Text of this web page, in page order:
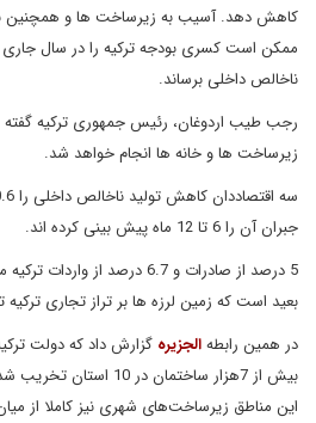
کاهش دهد. آسیب به زیرساخت ها و همچنین
ناخالص داخلی برساند.
رجب طیب اردوغان، رئیس جمهوری ترکیه
زیرساخت ها و خانه ها انجام خواهد شد.
جبران آن را 6 تا 12 ماه پیش بینی کرده اند.
5 درصد از صادرات و 6.7 درصد از
بعید است که زمین لرزه ها بر تراز تجاری ترکیه
در همین رابطهالجزیره گزارش داد که دولت
بیش از 7هزار ساختمان در
این مناطق زیرساخت‌های شهری نیز کاملا از